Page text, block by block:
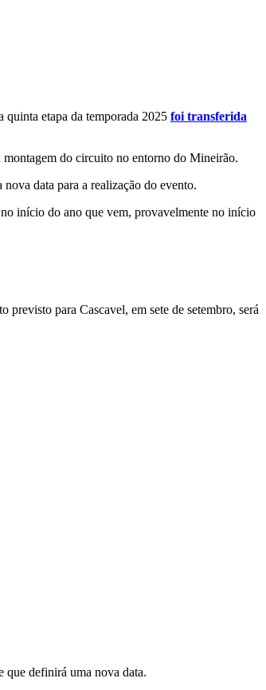
quinta etapa da temporada 2025 foi transferida
montagem do circuito no entorno do Mineirão.
data para a realização do evento.
início do ano que vem, provavelmente no início
para Cascavel, em sete de setembro, será
que definirá uma nova data.